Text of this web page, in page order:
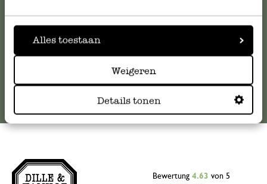
Alles toestaan
Weigeren
Details tonen
kundenservice@dille-kamille.at
Online-Kundenservice
Bewertung 4.63 von 5